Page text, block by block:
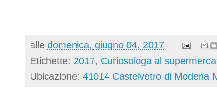
alle domenica, giugno 04, 2017
Etichette: 2017, Curiosologa al
Ubicazione: 41014 Castelvetro di Modena